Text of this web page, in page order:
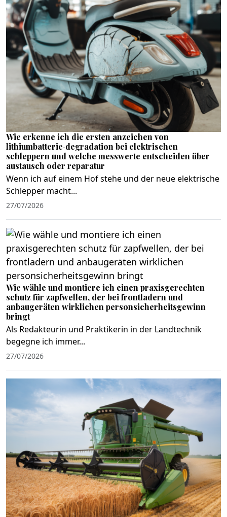
Wie erkenne ich die ersten anzeichen von
lithiumbatterie‑degradation bei elektrischen
schleppern und welche messwerte entscheiden über
austausch oder reparatur
Wenn ich auf einem Hof stehe und der neue elektrische
Schlepper macht...
27/07/2026
Wie wähle und montiere ich einen praxisgerechten
schutz für zapfwellen, der bei frontladern und
anbaugeräten wirklichen personsicherheitsgewinn
bringt
Als Redakteurin und Praktikerin in der Landtechnik
begegne ich immer...
27/07/2026